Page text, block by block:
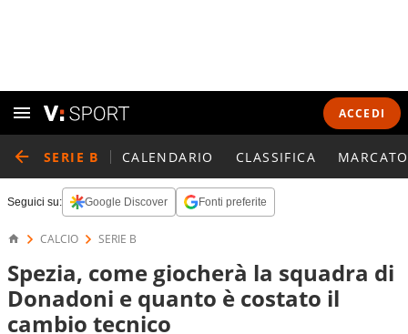
ACCEDI
SERIE B CALENDARIO CLASSIFICA
Seguici su: Google Discover Fonti preferite
CALCIO SERIE B
Spezia, come giocherà la squadra di
Donadoni e quanto è costato il
cambio tecnico